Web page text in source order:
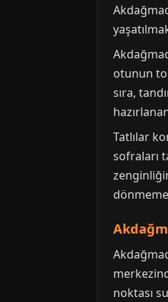
otunun
sıra,
Tatlılar
sofraları
noktası